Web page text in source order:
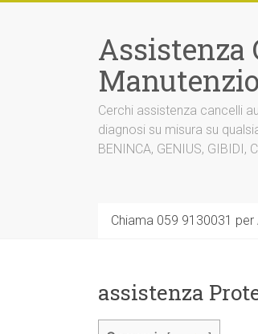
Assistenza
Cerchi assistenza cancelli
diagnosi su misura su
BENINCA, GENIUS, GIBIDI,
Chiama 059 9130031 per
assistenza